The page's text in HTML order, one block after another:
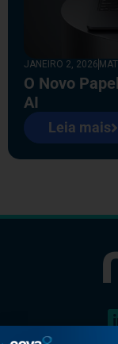
JANEIRO 2, 2026
O Novo
AI
Leia mais